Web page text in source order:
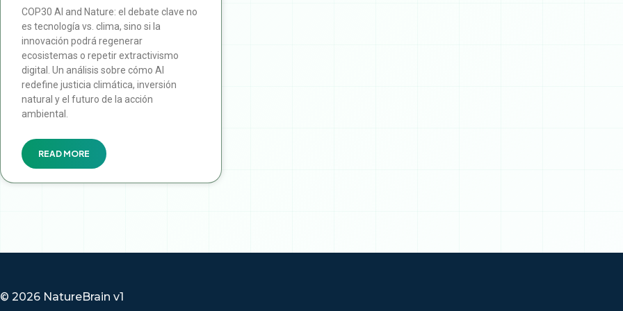
COP30 AI and Nature: el debate clave no
es tecnología vs. clima, sino si la
innovación podrá regenerar
ecosistemas o repetir extractivismo
digital. Un análisis sobre cómo AI
redefine justicia climática, inversión
natural y el futuro de la acción
ambiental.
READ MORE
© 2026 NatureBrain v1